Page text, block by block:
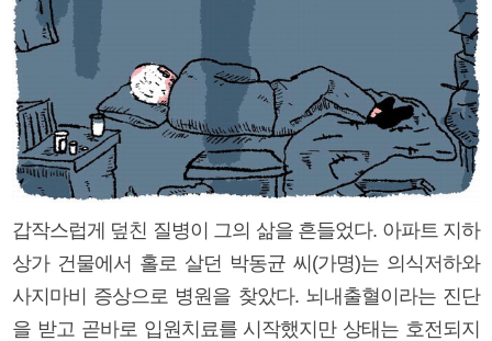
갑작스럽게 덮친 질병이 그의 삶을 흔들었다. 아파트 지하
상가 건물에서 홀로 살던 박동균 씨(가명)는 의식저하와
사지마비 증상으로 병원을 찾았다. 뇌내출혈이라는 진단
을 받고 곧바로 입원치료를 시작했지만 상태는 호전되지